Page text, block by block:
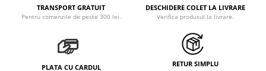
TRANSPORT GRATUIT
Pentru comenzile de peste 300 lei.
DESCHIDERE COLET LA LIVRARE
Verifica produsul la livrare.
PLATA CU CARDUL RETUR SIMPLU